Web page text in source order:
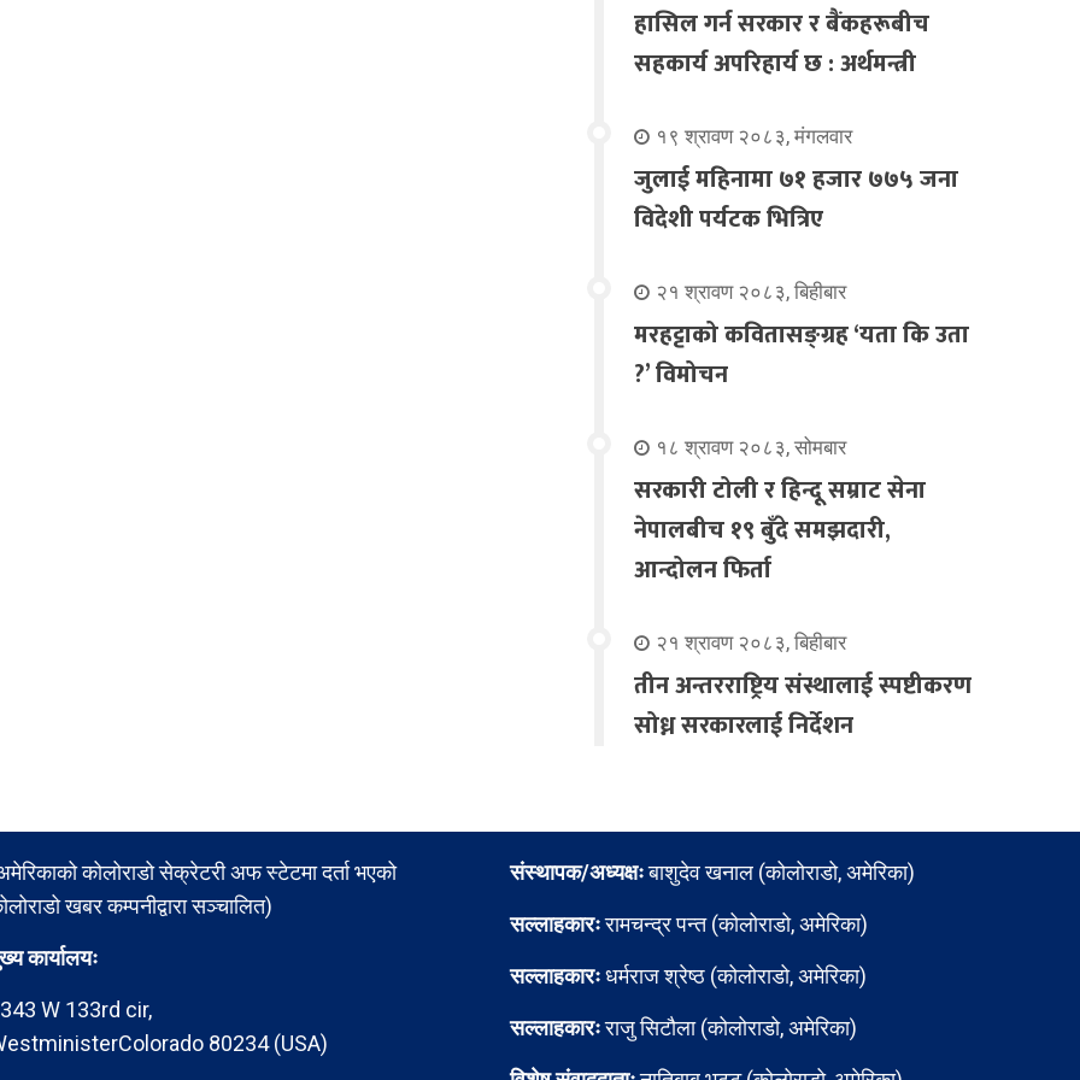
हासिल गर्न सरकार र बैंकहरूबीच
सहकार्य अपरिहार्य छ : अर्थमन्त्री
१९ श्रावण २०८३, मंगलवार
जुलाई महिनामा ७१ हजार ७७५ जना
विदेशी पर्यटक भित्रिए
२१ श्रावण २०८३, बिहीबार
मरहट्टाको कवितासङ्ग्रह ‘यता कि उता
?’ विमोचन
१८ श्रावण २०८३, सोमबार
सरकारी टोली र हिन्दू सम्राट सेना
नेपालबीच १९ बुँदे समझदारी,
आन्दोलन फिर्ता
२१ श्रावण २०८३, बिहीबार
तीन अन्तरराष्ट्रिय संस्थालाई स्पष्टीकरण
सोध्न सरकारलाई निर्देशन
कोलोराडो सेक्रेटरी अफ स्टेटमा दर्ता भएको
खबर कम्पनीद्वारा सञ्चालित)
कार्यालयः
W 133rd cir,
80234 (USA)
संस्थापक/अध्यक्षःबाशुदेव खनाल (कोलोराडो, अमेरिका)
सल्लाहकारःरामचन्द्र पन्त (कोलोराडो, अमेरिका)
सल्लाहकारःधर्मराज श्रेष्ठ (कोलोराडो, अमेरिका)
सल्लाहकारःराजु सिटौला (कोलोराडो, अमेरिका)